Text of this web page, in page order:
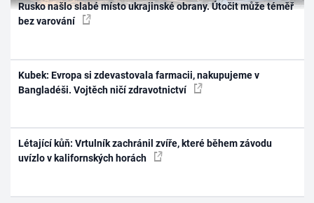
Rusko našlo slabé místo ukrajinské obrany. Útočit může téměř
bez varování
Kubek: Evropa si zdevastovala farmacii, nakupujeme v
Bangladéši. Vojtěch ničí zdravotnictví
Létající kůň: Vrtulník zachránil zvíře, které během závodu
uvízlo v kalifornských horách